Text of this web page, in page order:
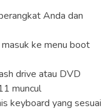
Anda dan
ke menu boot
drive atau DVD
muncul
keyboard yang sesuai